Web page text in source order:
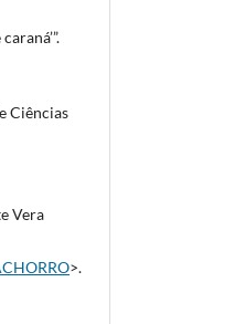
Ciências
Vera
>.